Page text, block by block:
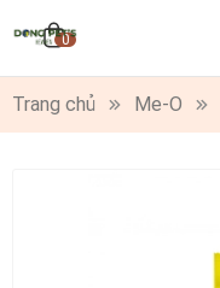
0
Trang chủ Me-O